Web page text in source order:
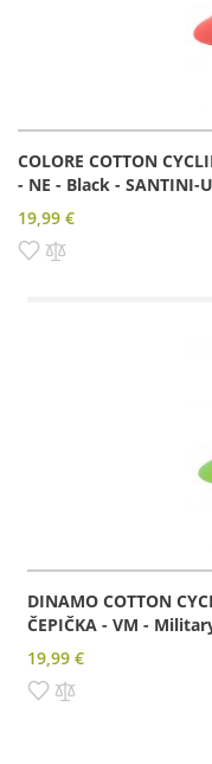
COLORE COTTON
- NE - Black - SANTINI-
19,99 €
Pridať do zoznamu
DINAMO COTTON
ČEPIČKA - VM -
19,99 €
Pridať do zoznamu